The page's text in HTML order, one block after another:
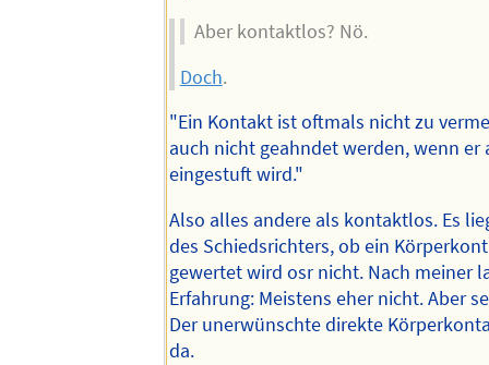
Aber kontaktlos? Nö.
Doch.
"Ein Kontakt ist oftmals nicht zu
auch nicht geahndet werden, wenn er
eingestuft wird."
Also alles andere als kontaktlos. Es
des Schiedsrichters, ob ein
gewertet wird osr nicht. Nach meiner
Erfahrung: Meistens eher nicht. Aber
Der unerwünschte direkte
da.